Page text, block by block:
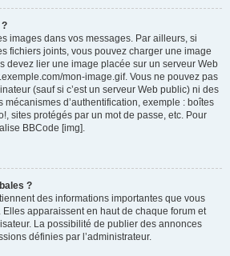
?
images dans vos messages. Par ailleurs, si
fichiers joints, vous pouvez charger une image
devez lier une image placée sur un serveur Web
mon-image.gif. Vous ne pouvez pas
(sauf si c’est un serveur Web public) ni des
d’authentification, exemple : boîtes
sites protégés par un mot de passe, etc. Pour
BBCode [img].
?
des informations importantes que vous
apparaissent en haut de chaque forum et
La possibilité de publier des annonces
définies par l’administrateur.